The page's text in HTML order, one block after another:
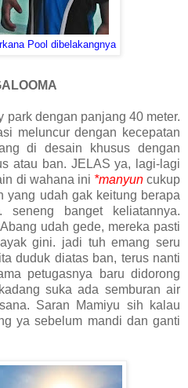
Pool dibelakangnya
dengan panjang 40 meter.
meluncur dengan kecepatan
di desain khusus dengan
atau ban. JELAS ya, lagi-lagi
di wahana ini *manyuncukup
yang udah gak keitung berapa
banget keliatannya.
udah gede, mereka pasti
gini. jadi tuh emang seru
duduk diatas ban, terus nanti
petugasnya baru didorong
suka ada semburan air
Saran Mamiyu sih kalau
ya sebelum mandi dan ganti